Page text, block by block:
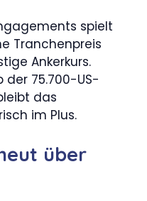
spielt
Tranchenpreis
Ankerkurs.
der 75.700-US-
das
im Plus.
über